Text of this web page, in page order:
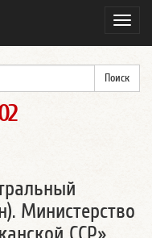
Министерство